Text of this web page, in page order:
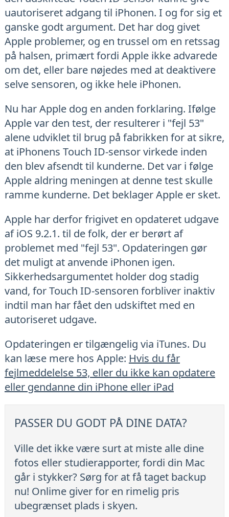
uautoriseret adgang til iPhonen. I og for sig et
ganske godt argument. Det har dog givet
Apple problemer, og en trussel om en retssag
på halsen, primært fordi Apple ikke advarede
om det, eller bare nøjedes med at deaktivere
selve sensoren, og ikke hele iPhonen.
Nu har Apple dog en anden forklaring. Ifølge
Apple var den test, der resulterer i "fejl 53"
alene udviklet til brug på fabrikken for at sikre,
at iPhonens Touch ID-sensor virkede inden
den blev afsendt til kunderne. Det var i følge
Apple aldring meningen at denne test skulle
ramme kunderne. Det beklager Apple er sket.
Apple har derfor frigivet en opdateret udgave
af iOS 9.2.1. til de folk, der er berørt af
problemet med "fejl 53". Opdateringen gør
det muligt at anvende iPhonen igen.
Sikkerhedsargumentet holder dog stadig
vand, for Touch ID-sensoren forbliver inaktiv
indtil man har fået den udskiftet med en
autoriseret udgave.
Opdateringen er tilgængelig via iTunes. Du
kan læse mere hos Apple: Hvis du får
fejlmeddelelse 53, eller du ikke kan opdatere
eller gendanne din iPhone eller iPad
PASSER DU GODT PÅ DINE DATA?
Ville det ikke være surt at miste alle dine
fotos eller studierapporter, fordi din Mac
går i stykker? Sørg for at få taget backup
nu! Onlime giver for en rimelig pris
ubegrænset plads i skyen.